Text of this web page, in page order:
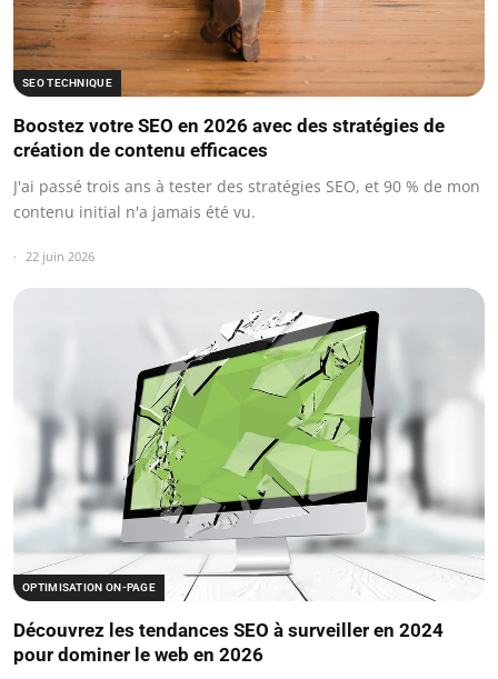
SEO TECHNIQUE
Boostez votre SEO en 2026 avec des stratégies de
création de contenu efficaces
J'ai passé trois ans à tester des stratégies SEO, et 90 % de mon
contenu initial n'a jamais été vu.
22 juin 2026
OPTIMISATION ON-PAGE
Découvrez les tendances SEO à surveiller en 2024
pour dominer le web en 2026